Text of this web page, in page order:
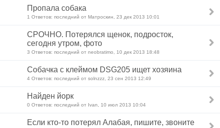
Пропала собака
1 Ответов: последний от Матроскин, 23 дек 2013 10:01
СРОЧНО. Потерялся щенок, подросток,
сегодня утром, фото
3 Ответов: последний от neobratimo, 10 дек 2013 18:48
Собачка с клеймом DSG205 ищет хозяина
4 Ответов: последний от solnzzz, 23 сен 2013 12:49
Найден йорк
0 Ответов: последний от Ivan, 10 июл 2013 10:04
Если кто-то потерял Алабая, пишите, звоните